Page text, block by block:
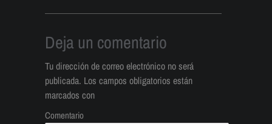
Deja un comentario
Tu dirección de correo electrónico no será
publicada. Los campos obligatorios están
marcados con
Comentario